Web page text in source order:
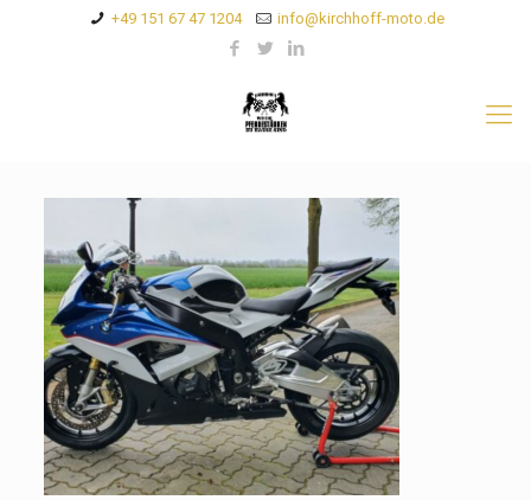
+49 151 67 47 1204 info@kirchhoff-moto.de